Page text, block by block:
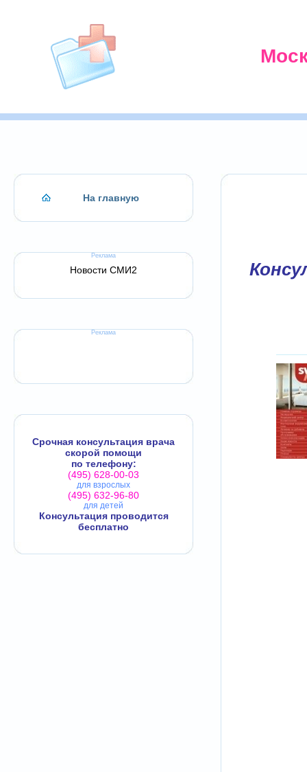
На главную
Реклама
Новости СМИ2
Реклама
Срочная консультация врача
скорой помощи
по телефону:
(495) 628-00-03
для взрослых
(495) 632-96-80
для детей
Консультация проводится
бесплатно